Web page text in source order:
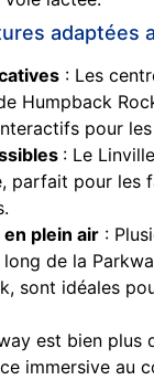
adaptées
: Les
Humpback
pour
: Le
parfait pour les
plein air :
de la
sont idéales
est bien plus
immersive au